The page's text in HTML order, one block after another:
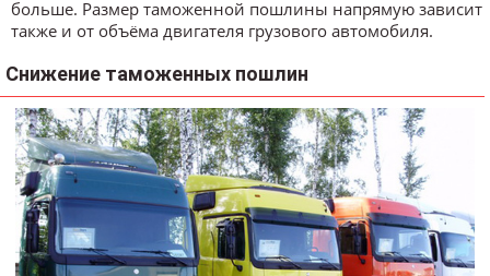
больше. Размер таможенной пошлины напрямую зависит
также и от объёма двигателя грузового автомобиля.
Снижение таможенных пошлин